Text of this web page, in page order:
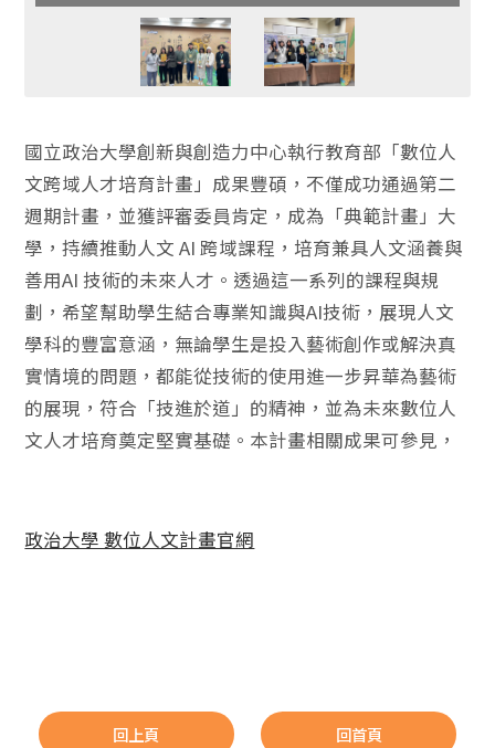
國立政治大學創新與創造力中心執行教育部「數位人
文跨域人才培育計畫」成果豐碩，不僅成功通過第二
週期計畫，並獲評審委員肯定，成為「典範計畫」大
學，持續推動人文 AI 跨域課程，培育兼具人文涵養與
善用AI 技術的未來人才。透過這一系列的課程與規
劃，希望幫助學生結合專業知識與AI技術，展現人文
學科的豐富意涵，無論學生是投入藝術創作或解決真
實情境的問題，都能從技術的使用進一步昇華為藝術
的展現，符合「技進於道」的精神，並為未來數位人
文人才培育奠定堅實基礎。本計畫相關成果可參見，
政治大學 數位人文計畫官網
回上頁 回首頁